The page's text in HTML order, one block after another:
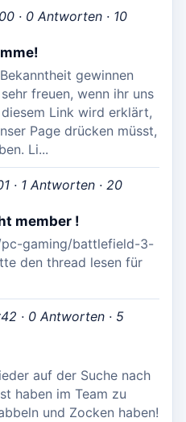
· 0 Antworten · 10
gewinnen
freuen, wenn ihr uns
Link wird erklärt,
Page drücken müsst,
Li...
· 1 Antworten · 20
member !
gaming/battlefield-3-
den thread lesen für
· 0 Antworten · 5
auf der Suche nach
haben im Team zu
und Zocken haben!